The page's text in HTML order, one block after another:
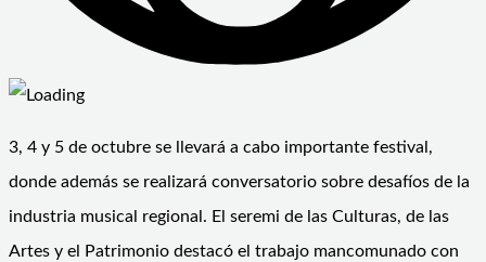
3, 4 y 5 de octubre se llevará a cabo importante festival,
donde además se realizará conversatorio sobre desafíos de la
industria musical regional. El seremi de las Culturas, de las
Artes y el Patrimonio destacó el trabajo mancomunado con